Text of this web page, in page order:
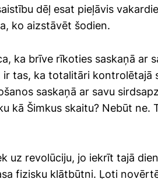
dēļ esat pieļāvis
ko aizstāvēt šodien.
ka brīve rīkoties saskaņā ar
tas, ka totalitāri kontrolētajā
saskaņā ar savu
kā Šimkus skaitu? Nebūt ne.
uz revolūciju, jo iekrīt tajā
fizisku klātbūtni. Ļoti